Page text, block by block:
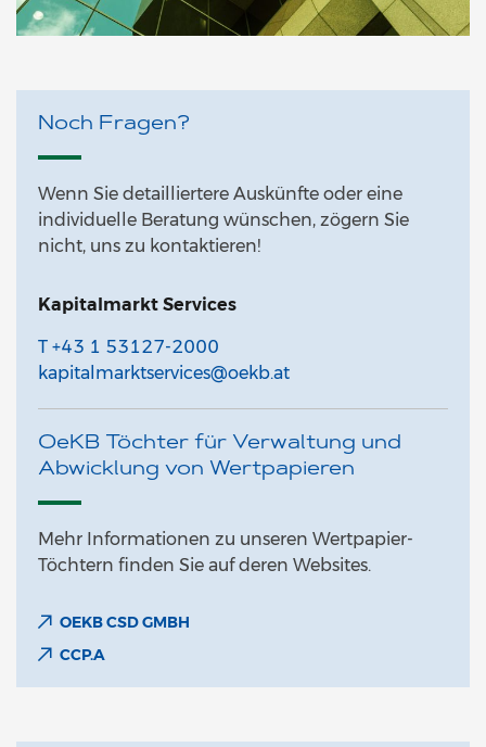
Noch Fragen?
Wenn Sie detailliertere Auskünfte oder eine
individuelle Beratung wünschen, zögern Sie
nicht, uns zu kontaktieren!
Kapitalmarkt Services
T +43 1 53127-2000
kapitalmarktservices@oekb.at
OeKB Töchter für Verwaltung und
Abwicklung von Wertpapieren
Mehr Informationen zu unseren Wertpapier-
Töchtern finden Sie auf deren Websites.
OEKB CSD GMBH
CCP.A